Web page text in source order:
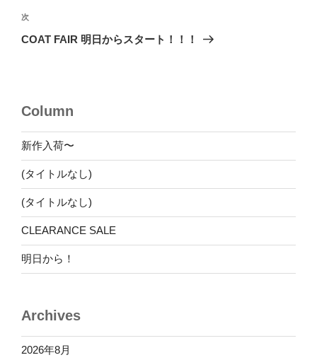
ビ
ゲ
ン
稿
次
の
次
COAT FAIR 明日からスタート！！！
Column
新作入荷〜
(タイトルなし)
(タイトルなし)
CLEARANCE SALE
明日から！
Archives
2026年8月